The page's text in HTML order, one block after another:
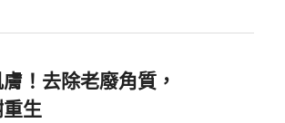
！去除老廢角質，
生